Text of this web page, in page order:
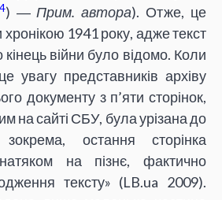
4) ―Прим. автора). Отже, це
хронікою 1941 року, адже текст
війни було відомо. Коли
увагу представників архіву
документу з п’яти сторінок,
на сайті СБУ, була урізана до
остання сторінка
на пізнє, фактично
тексту» (LB.ua 2009).